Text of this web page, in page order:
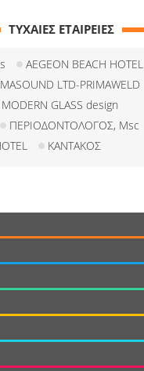
ΤΥΧΑΙΕΣ ΕΤΑΙΡΕΙΕΣ
AEGEON BEACH HOTEL
LTD-PRIMAWELD
MODERN GLASS design
ΠΕΡΙΟΔΟΝΤΟΛΟΓΟΣ, Msc
ΚΑΝΤΑΚΟΣ